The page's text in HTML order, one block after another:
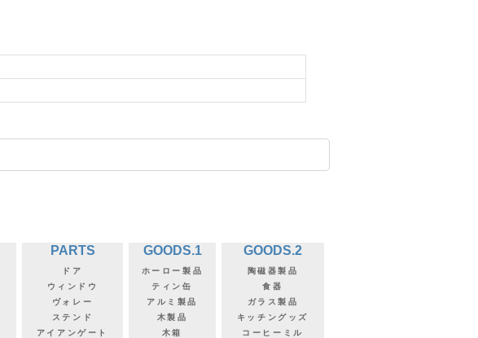
PARTS
ドア
ウィンドウ
ヴォレー
ステンド
アイアンゲート
GOODS.1
ホーロー製品
ティン缶
アルミ製品
木製品
木箱
GOODS.2
陶磁器製品
食器
ガラス製品
キッチングッズ
コーヒーミル